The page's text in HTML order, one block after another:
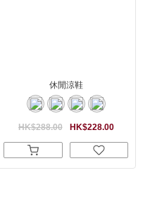
休閒涼鞋
HK$228.00
HK$288.00